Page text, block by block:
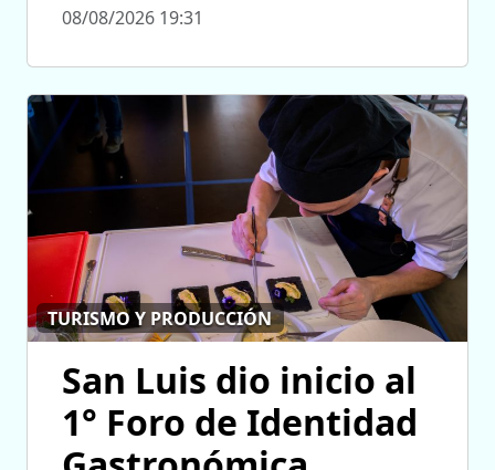
08/08/2026 19:31
TURISMO Y PRODUCCIÓN
San Luis dio inicio al
1° Foro de Identidad